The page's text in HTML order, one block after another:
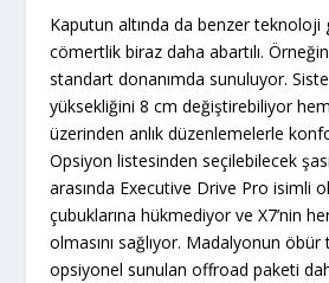
Kaputun altında da benzer teknoloji
cömertlik biraz daha abartılı.
standart donanımda sunuluyor.
yüksekliğini 8 cm değiştirebiliyor
üzerinden anlık düzenlemelerle
Opsiyon listesinden seçilebilecek
arasında Executive Drive Pro isimli
çubuklarına hükmediyor ve X7’nin
olmasını sağlıyor. Madalyonun öbür
opsiyonel sunulan offroad paketi